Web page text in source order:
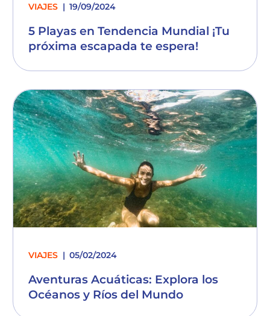
VIAJES 19/09/2024
5 Playas en Tendencia Mundial ¡Tu
próxima escapada te espera!
VIAJES 05/02/2024
Aventuras Acuáticas: Explora los
Océanos y Ríos del Mundo